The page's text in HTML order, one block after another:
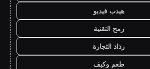
هيدب فيديو
رمح التقنية
رذاذ التجارة
طعم وكيف